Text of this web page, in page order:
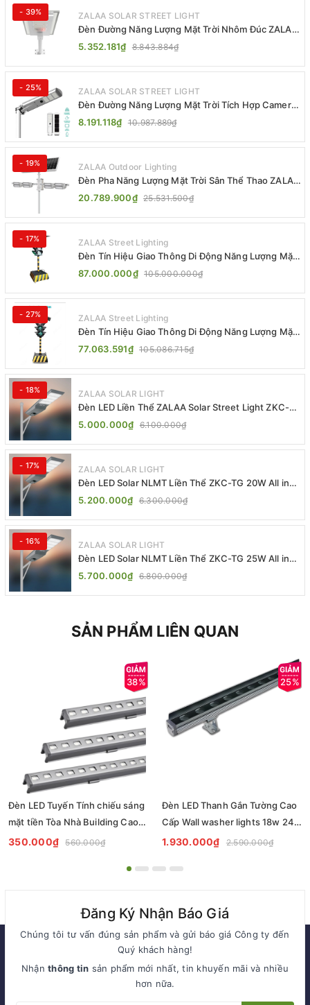
- 39% ZALAA SOLAR STREET LIGHT
Đèn Đường Năng Lượng Mặt Trời Nhôm Đúc ZALAA
ZL-BWH Cao Cấp IP65
5.352.181₫ 8.843.884₫
- 25% ZALAA SOLAR STREET LIGHT
Đèn Đường Năng Lượng Mặt Trời Tích Hợp Camera
ZALAA ZL-BJ04-CCTV (80W, IP65)
8.191.118₫ 10.987.889₫
- 19% ZALAA Outdoor Lighting
Đèn Pha Năng Lượng Mặt Trời Sân Thể Thao ZALAA
Jsc Chống Nước IP65 Cao Cấp
20.789.900₫ 25.531.500₫
- 17% ZALAA Street Lighting
Đèn Tín Hiệu Giao Thông Di Động Năng Lượng Mặt
Trời ZALAA ZL-300A-D
87.000.000₫ 105.000.000₫
- 27% ZALAA Street Lighting
Đèn Tín Hiệu Giao Thông Di Động Năng Lượng Mặt
Trời ZALAA ZL-409300C
77.063.591₫ 105.086.715₫
- 18% ZALAA SOLAR LIGHT
Đèn LED Liền Thể ZALAA Solar Street Light ZKC-
TG 20W 25W 30W All In One
5.000.000₫ 6.100.000₫
- 17% ZALAA SOLAR LIGHT
Đèn LED Solar NLMT Liền Thể ZKC-TG 20W All in
One | ZALAA Street Light
5.200.000₫ 6.300.000₫
- 16% ZALAA SOLAR LIGHT
Đèn LED Solar NLMT Liền Thể ZKC-TG 25W All in
One | ZALAA Street Light
5.700.000₫ 6.800.000₫
SẢN PHẨM LIÊN QUAN
38%
Đèn LED Tuyến Tính chiếu sáng
mặt tiền Tòa Nhà Building Cao
Tầng có lập trình DMX512 Rgb
350.000₫ 560.000₫
25%
Đèn LED Thanh Gắn Tường Cao
Cấp Wall washer lights 18w 24w
ZKB-WS060 - Facade lighting
1.930.000₫ 2.590.000₫
Đăng Ký Nhận Báo Giá
Chúng tôi tư vấn đúng sản phẩm và gửi báo giá Công ty đến
Quý khách hàng!
Nhậnthông tin sản phẩm mới nhất, tin khuyến mãi và nhiều
hơn nữa.